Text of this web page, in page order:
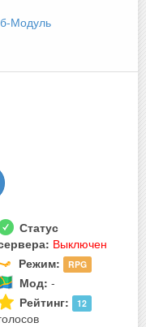
Модуль
Статус
Выключен
Режим: RPG
Мод: -
Рейтинг: 12